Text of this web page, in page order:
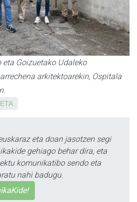
Goizuetako Udaleko
arkitektoarekin, Ospitala
eta doan jasotzen segi
gehiago behar dira, eta
komunikatibo sendo eta
nahi badugu.